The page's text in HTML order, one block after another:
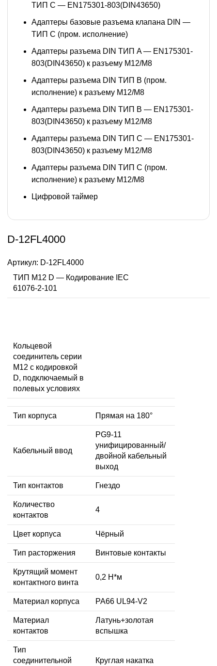
ТИП C — EN175301-803(DIN43650)
Адаптеры базовые разъема клапана DIN —
ТИП C (пром. исполнение)
Адаптеры разъема DIN ТИП A — EN175301-
803(DIN43650) к разъему M12/M8
Адаптеры разъема DIN ТИП B (пром.
исполнение) к разъему M12/M8
Адаптеры разъема DIN ТИП B — EN175301-
803(DIN43650) к разъему M12/M8
Адаптеры разъема DIN ТИП C — EN175301-
803(DIN43650) к разъему M12/M8
Адаптеры разъема DIN ТИП C (пром.
исполнение) к разъему M12/M8
Цифровой таймер
D-12FL4000
Артикул: D-12FL4000
ТИП M12 D — Кодирование IEC
61076-2-101
Кольцевой
соединитель серии
M12 с кодировкой
D, подключаемый в
полевых условиях
Тип корпуса Прямая на 180°
Кабельный ввод
PG9-11
унифицированный/
двойной кабельный
выход
Тип контактов Гнездо
Количество
контактов
4
Цвет корпуса Чёрный
Тип расторжения Винтовые контакты
Крутящий момент
контактного винта
0,2 Н*м
Материал корпуса PA66 UL94-V2
Материал
контактов
Латунь+золотая
вспышка
Тип
соединительной
Круглая накатка